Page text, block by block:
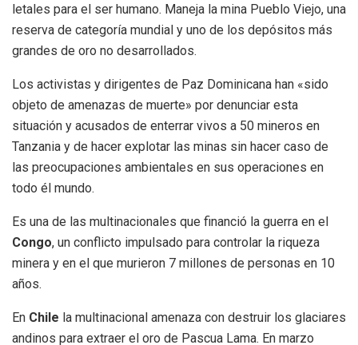
letales para el ser humano. Maneja la mina Pueblo Viejo, una
reserva de categoría mundial y uno de los depósitos más
grandes de oro no desarrollados.
Los activistas y dirigentes de Paz Dominicana han «sido
objeto de amenazas de muerte» por denunciar esta
situación y acusados de enterrar vivos a 50 mineros en
Tanzania y de hacer explotar las minas sin hacer caso de
las preocupaciones ambientales en sus operaciones en
todo él mundo.
Es una de las multinacionales que financió la guerra en el
Congo, un conflicto impulsado para controlar la riqueza
minera y en el que murieron 7 millones de personas en 10
años.
En Chile la multinacional amenaza con destruir los glaciares
andinos para extraer el oro de Pascua Lama. En marzo